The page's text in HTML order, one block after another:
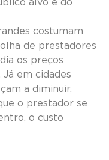
alvo e do
costumam
de prestadores
os preços
em cidades
a diminuir,
o prestador se
o custo